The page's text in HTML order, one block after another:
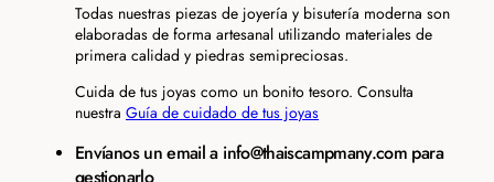
Todas nuestras piezas de joyería y bisutería moderna son
elaboradas de forma artesanal utilizando materiales de
primera calidad y piedras semipreciosas.
Cuida de tus joyas como un bonito tesoro. Consulta
nuestra Guía de cuidado de tus joyas
Envíanos un email a info@thaiscampmany.com para
gestionarlo